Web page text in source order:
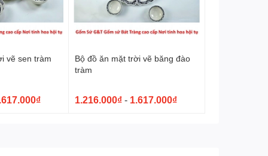
vẽ sen tràm
Bộ đồ ăn mặt trời vẽ băng đào
tràm
1.216.000₫ - 1.617.000₫